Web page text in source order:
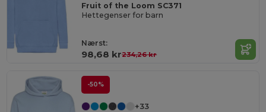
Fruit of the Loom SC371
Hettegenser for barn
Nærst:
98,68 kr234,26 kr
-50%
+33